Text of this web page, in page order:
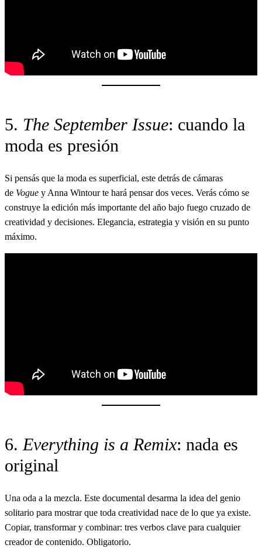
5. The September Issue: cuando la
moda es presión
Si pensás que la moda es superficial, este detrás de cámaras
de Vogue y Anna Wintour te hará pensar dos veces. Verás cómo se
construye la edición más importante del año bajo fuego cruzado de
creatividad y decisiones. Elegancia, estrategia y visión en su punto
máximo.
6.Everything is a Remix: nada es
original
Una oda a la mezcla. Este documental desarma la idea del genio
solitario para mostrar que toda creatividad nace de lo que ya existe.
Copiar, transformar y combinar: tres verbos clave para cualquier
creador de contenido. Obligatorio.